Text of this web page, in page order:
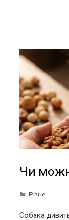
Чи
Різне
Собака